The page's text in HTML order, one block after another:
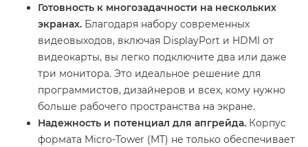
Готовность к многозадачности на нескольких
экранах. Благодаря набору современных
видеовыходов, включая DisplayPort и HDMI от
видеокарты, вы легко подключите два или даже
три монитора. Это идеальное решение для
программистов, дизайнеров и всех, кому нужно
больше рабочего пространства на экране.
Надежность и потенциал для апгрейда. Корпус
формата Micro-Tower (MT) не только обеспечивает